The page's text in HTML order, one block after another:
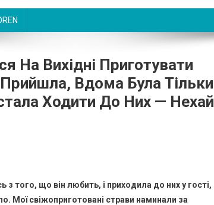
На Вихідні Приготувати
Вдома Була Тільки
Ходити До Них — Нехай
з того, що він любить, і приходила до них у гості,
Мої свіжоприготовані страви наминали за